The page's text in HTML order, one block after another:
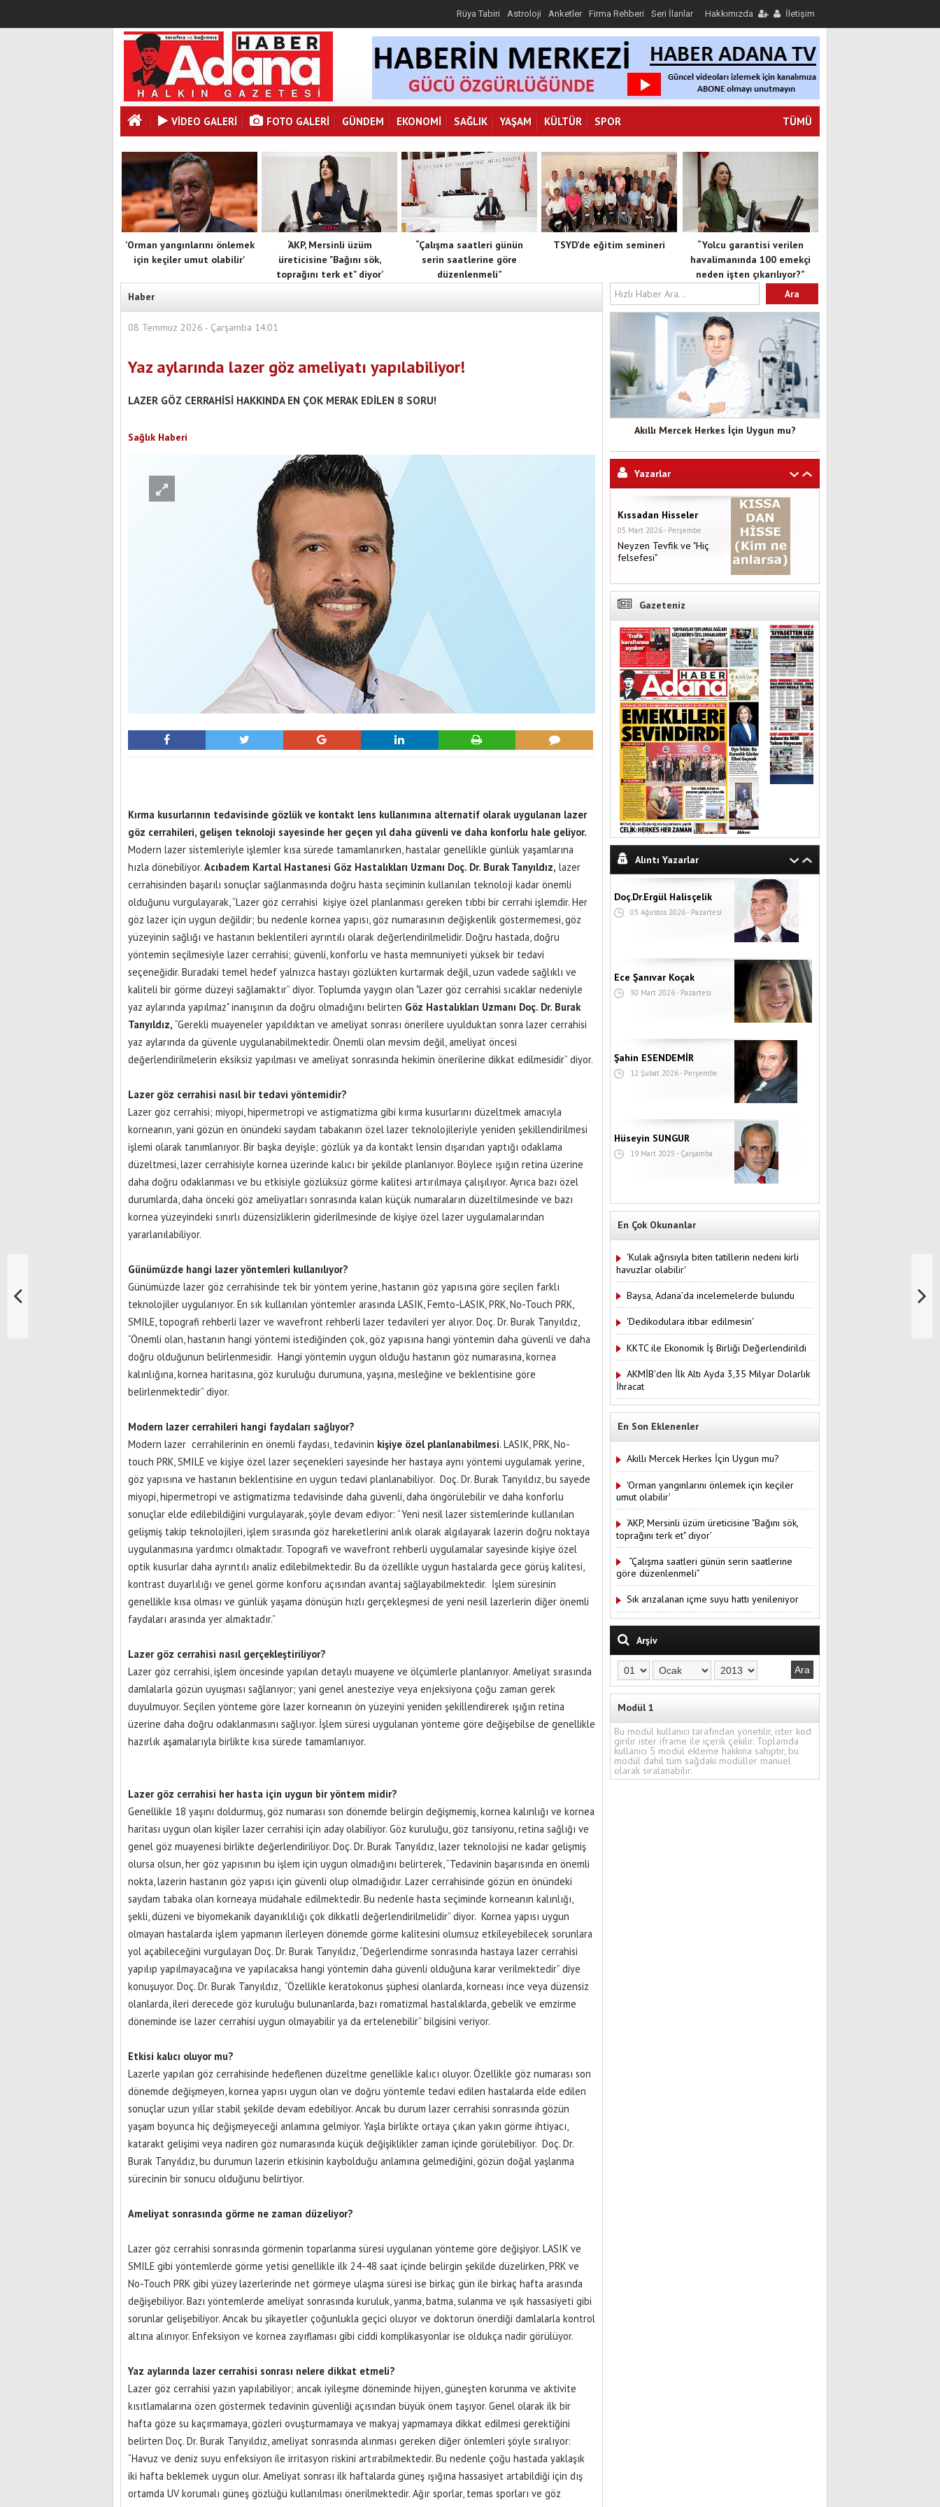
Rüya Tabiri Astroloji Anketler Firma Rehberi Seri İlanlar Hakkımızda İletişim
VİDEO GALERİ FOTO GALERI GÜNDEM EKONOMI SAĞLIK YAŞAM KÜLTÜR SPOR TÜMÜ
'Orman yangınlarını önlemek
için keçiler umut olabilir'
‘AKP, Mersinli üzüm
üreticisine "Bağını sök,
toprağını terk et" diyor’
“Çalışma saatleri günün
serin saatlerine göre
düzenlenmeli”
“Yolcu garantisi verilen
havalimanında 100 emekçi
neden işten çıkarılıyor?”
TSYD’de eğitim semineri
Haber
08 Temmuz 2026 - Çarşamba 14:01
Yaz aylarında lazer göz ameliyatı yapılabiliyor!
LAZER GÖZ CERRAHİSİ HAKKINDA EN ÇOK MERAK EDİLEN 8 SORU!
Sağlık Haberi
Kırma kusurlarının tedavisinde gözlük ve kontakt lens kullanımına alternatif olarak uygulanan lazer
göz cerrahileri, gelişen teknoloji sayesinde her geçen yıl daha güvenli ve daha konforlu hale geliyor.
Modern lazer sistemleriyle işlemler kısa sürede tamamlanırken, hastalar genellikle günlük yaşamlarına
hızla dönebiliyor. Acıbadem Kartal Hastanesi Göz Hastalıkları Uzmanı Doç. Dr. Burak Tanyıldız, lazer
cerrahisinden başarılı sonuçlar sağlanmasında doğru hasta seçiminin kullanılan teknoloji kadar önemli
olduğunu vurgulayarak, “Lazer göz cerrahisi kişiye özel planlanması gereken tıbbi bir cerrahi işlemdir. Her
göz lazer için uygun değildir; bu nedenle kornea yapısı, göz numarasının değişkenlik göstermemesi, göz
yüzeyinin sağlığı ve hastanın beklentileri ayrıntılı olarak değerlendirilmelidir. Doğru hastada, doğru
yöntemin seçilmesiyle lazer cerrahisi; güvenli, konforlu ve hasta memnuniyeti yüksek bir tedavi
seçeneğidir. Buradaki temel hedef yalnızca hastayı gözlükten kurtarmak değil, uzun vadede sağlıklı ve
kaliteli bir görme düzeyi sağlamaktır” diyor. Toplumda yaygın olan "Lazer göz cerrahisi sıcaklar nedeniyle
yaz aylarında yapılmaz" inanışının da doğru olmadığını belirten Göz Hastalıkları Uzmanı Doç. Dr. Burak
Tanyıldız, “Gerekli muayeneler yapıldıktan ve ameliyat sonrası önerilere uyulduktan sonra lazer cerrahisi
yaz aylarında da güvenle uygulanabilmektedir. Önemli olan mevsim değil, ameliyat öncesi
değerlendirilmelerin eksiksiz yapılması ve ameliyat sonrasında hekimin önerilerine dikkat edilmesidir” diyor.
Lazer göz cerrahisi nasıl bir tedavi yöntemidir?
Lazer göz cerrahisi; miyopi, hipermetropi ve astigmatizma gibi kırma kusurlarını düzeltmek amacıyla
korneanın, yani gözün en önündeki saydam tabakanın özel lazer teknolojileriyle yeniden şekillendirilmesi
işlemi olarak tanımlanıyor. Bir başka deyişle; gözlük ya da kontakt lensin dışarıdan yaptığı odaklama
düzeltmesi, lazer cerrahisiyle kornea üzerinde kalıcı bir şekilde planlanıyor. Böylece ışığın retina üzerine
daha doğru odaklanması ve bu etkisiyle gözlüksüz görme kalitesi artırılmaya çalışılıyor. Ayrıca bazı özel
durumlarda, daha önceki göz ameliyatları sonrasında kalan küçük numaraların düzeltilmesinde ve bazı
kornea yüzeyindeki sınırlı düzensizliklerin giderilmesinde de kişiye özel lazer uygulamalarından
yararlanılabiliyor.
Günümüzde hangi lazer yöntemleri kullanılıyor?
Günümüzde lazer göz cerrahisinde tek bir yöntem yerine, hastanın göz yapısına göre seçilen farklı
teknolojiler uygulanıyor. En sık kullanılan yöntemler arasında LASIK, Femto-LASIK, PRK, No-Touch PRK,
SMILE, topografi rehberli lazer ve wavefront rehberli lazer tedavileri yer alıyor. Doç. Dr. Burak Tanyıldız,
“Önemli olan, hastanın hangi yöntemi istediğinden çok, göz yapısına hangi yöntemin daha güvenli ve daha
doğru olduğunun belirlenmesidir. Hangi yöntemin uygun olduğu hastanın göz numarasına, kornea
kalınlığına, kornea haritasına, göz kuruluğu durumuna, yaşına, mesleğine ve beklentisine göre
belirlenmektedir” diyor.
Modern lazer cerrahileri hangi faydaları sağlıyor?
Modern lazer cerrahilerinin en önemli faydası, tedavinin kişiye özel planlanabilmesi. LASIK, PRK, No-
touch PRK, SMILE ve kişiye özel lazer seçenekleri sayesinde her hastaya aynı yöntemi uygulamak yerine,
göz yapısına ve hastanın beklentisine en uygun tedavi planlanabiliyor. Doç. Dr. Burak Tanyıldız, bu sayede
miyopi, hipermetropi ve astigmatizma tedavisinde daha güvenli, daha öngörülebilir ve daha konforlu
sonuçlar elde edilebildiğini vurgulayarak, şöyle devam ediyor: “Yeni nesil lazer sistemlerinde kullanılan
gelişmiş takip teknolojileri, işlem sırasında göz hareketlerini anlık olarak algılayarak lazerin doğru noktaya
uygulanmasına yardımcı olmaktadır. Topografi ve wavefront rehberli uygulamalar sayesinde kişiye özel
optik kusurlar daha ayrıntılı analiz edilebilmektedir. Bu da özellikle uygun hastalarda gece görüş kalitesi,
kontrast duyarlılığı ve genel görme konforu açısından avantaj sağlayabilmektedir. İşlem süresinin
genellikle kısa olması ve günlük yaşama dönüşün hızlı gerçekleşmesi de yeni nesil lazerlerin diğer önemli
faydaları arasında yer almaktadır.”
Lazer göz cerrahisi nasıl gerçekleştiriliyor?
Lazer göz cerrahisi, işlem öncesinde yapılan detaylı muayene ve ölçümlerle planlanıyor. Ameliyat sırasında
damlalarla gözün uyuşması sağlanıyor; yani genel anesteziye veya enjeksiyona çoğu zaman gerek
duyulmuyor. Seçilen yönteme göre lazer korneanın ön yüzeyini yeniden şekillendirerek ışığın retina
üzerine daha doğru odaklanmasını sağlıyor. İşlem süresi uygulanan yönteme göre değişebilse de genellikle
hazırlık aşamalarıyla birlikte kısa sürede tamamlanıyor.
Lazer göz cerrahisi her hasta için uygun bir yöntem midir?
Genellikle 18 yaşını doldurmuş, göz numarası son dönemde belirgin değişmemiş, kornea kalınlığı ve kornea
haritası uygun olan kişiler lazer cerrahisi için aday olabiliyor. Göz kuruluğu, göz tansiyonu, retina sağlığı ve
genel göz muayenesi birlikte değerlendiriliyor. Doç. Dr. Burak Tanyıldız, lazer teknolojisi ne kadar gelişmiş
olursa olsun, her göz yapısının bu işlem için uygun olmadığını belirterek, “Tedavinin başarısında en önemli
nokta, lazerin hastanın göz yapısı için güvenli olup olmadığıdır. Lazer cerrahisinde gözün en önündeki
saydam tabaka olan korneaya müdahale edilmektedir. Bu nedenle hasta seçiminde korneanın kalınlığı,
şekli, düzeni ve biyomekanik dayanıklılığı çok dikkatli değerlendirilmelidir” diyor. Kornea yapısı uygun
olmayan hastalarda işlem yapmanın ilerleyen dönemde görme kalitesini olumsuz etkileyebilecek sorunlara
yol açabileceğini vurgulayan Doç. Dr. Burak Tanyıldız, “Değerlendirme sonrasında hastaya lazer cerrahisi
yapılıp yapılmayacağına ve yapılacaksa hangi yöntemin daha güvenli olduğuna karar verilmektedir” diye
konuşuyor. Doç. Dr. Burak Tanyıldız, “Özellikle keratokonus şüphesi olanlarda, korneası ince veya düzensiz
olanlarda, ileri derecede göz kuruluğu bulunanlarda, bazı romatizmal hastalıklarda, gebelik ve emzirme
döneminde ise lazer cerrahisi uygun olmayabilir ya da ertelenebilir” bilgisini veriyor.
Etkisi kalıcı oluyor mu?
Lazerle yapılan göz cerrahisinde hedeflenen düzeltme genellikle kalıcı oluyor. Özellikle göz numarası son
dönemde değişmeyen, kornea yapısı uygun olan ve doğru yöntemle tedavi edilen hastalarda elde edilen
sonuçlar uzun yıllar stabil şekilde devam edebiliyor. Ancak bu durum lazer cerrahisi sonrasında gözün
yaşam boyunca hiç değişmeyeceği anlamına gelmiyor. Yaşla birlikte ortaya çıkan yakın görme ihtiyacı,
katarakt gelişimi veya nadiren göz numarasında küçük değişiklikler zaman içinde görülebiliyor. Doç. Dr.
Burak Tanyıldız, bu durumun lazerin etkisinin kaybolduğu anlamına gelmediğini, gözün doğal yaşlanma
sürecinin bir sonucu olduğunu belirtiyor.
Ameliyat sonrasında görme ne zaman düzeliyor?
Lazer göz cerrahisi sonrasında görmenin toparlanma süresi uygulanan yönteme göre değişiyor. LASIK ve
SMILE gibi yöntemlerde görme yetisi genellikle ilk 24-48 saat içinde belirgin şekilde düzelirken, PRK ve
No-Touch PRK gibi yüzey lazerlerinde net görmeye ulaşma süresi ise birkaç gün ile birkaç hafta arasında
değişebiliyor. Bazı yöntemlerde ameliyat sonrasında kuruluk, yanma, batma, sulanma ve ışık hassasiyeti gibi
sorunlar gelişebiliyor. Ancak bu şikayetler çoğunlukla geçici oluyor ve doktorun önerdiği damlalarla kontrol
altına alınıyor. Enfeksiyon ve kornea zayıflaması gibi ciddi komplikasyonlar ise oldukça nadir görülüyor.
Yaz aylarında lazer cerrahisi sonrası nelere dikkat etmeli?
Lazer göz cerrahisi yazın yapılabiliyor; ancak iyileşme döneminde hijyen, güneşten korunma ve aktivite
kısıtlamalarına özen göstermek tedavinin güvenliği açısından büyük önem taşıyor. Genel olarak ilk bir
hafta göze su kaçırmamaya, gözleri ovuşturmamaya ve makyaj yapmamaya dikkat edilmesi gerektiğini
belirten Doç. Dr. Burak Tanyıldız, ameliyat sonrasında alınması gereken diğer önlemleri şöyle sıralıyor:
“Havuz ve deniz suyu enfeksiyon ile irritasyon riskini artırabilmektedir. Bu nedenle çoğu hastada yaklaşık
iki hafta beklemek uygun olur. Ameliyat sonrası ilk haftalarda güneş ışığına hassasiyet artabildiği için dış
ortamda UV korumalı güneş gözlüğü kullanılması önerilmektedir. Ağır sporlar, temas sporları ve göz
Akıllı Mercek Herkes İçin Uygun mu?
Yazarlar
Kıssadan Hisseler
05 Mart 2026 - Perşembe
Neyzen Tevfik ve "Hiç
felsefesi"
Gazeteniz
Alıntı Yazarlar
Doç.Dr.Ergül Halisçelik
03 Ağustos 2026 - Pazartesi
Ece Şanıvar Koçak
30 Mart 2026 - Pazartesi
Şahin ESENDEMİR
12 Şubat 2026 - Perşembe
Hüseyin SUNGUR
19 Mart 2025 - Çarşamba
En Çok Okunanlar
'Kulak ağrısıyla biten tatillerin nedeni kirli
havuzlar olabilir'
Baysa, Adana’da incelemelerde bulundu
'Dedikodulara itibar edilmesin'
KKTC ile Ekonomik İş Birliği Değerlendirildi
AKMİB'den İlk Altı Ayda 3,35 Milyar Dolarlık
İhracat
En Son Eklenenler
Akıllı Mercek Herkes İçin Uygun mu?
'Orman yangınlarını önlemek için keçiler
umut olabilir'
‘AKP, Mersinli üzüm üreticisine "Bağını sök,
toprağını terk et" diyor’
“Çalışma saatleri günün serin saatlerine
göre düzenlenmeli”
Sık arızalanan içme suyu hattı yenileniyor
Arşiv
Modül 1
Bu modül kullanıcı tarafından yönetilir, ister kod
girilir ister iframe ile içerik çekilir. Toplamda
kullanıcı 5 modül ekleme hakkına sahiptir, bu
modül dahil tüm sağdaki modüller manuel
olarak sıralanabilir.